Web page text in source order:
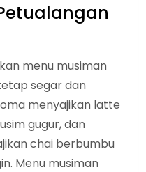
menu musiman
segar dan
menyajikan latte
gugur, dan
chai berbumbu
Menu musiman